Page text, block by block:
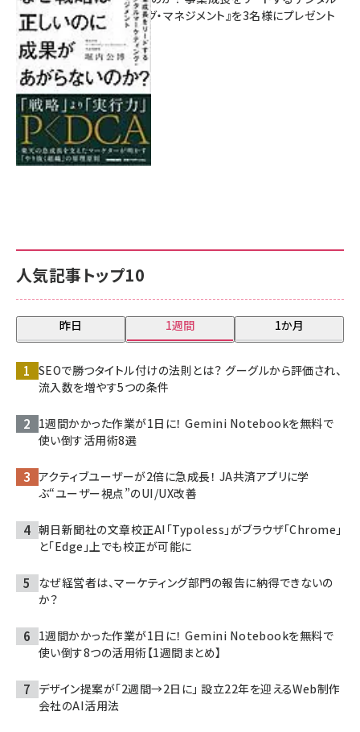
人気記事トップ10
昨日 1週間 1か月
SEOで勝つタイトル付けの法則とは？ グーグルから評価され、
流入数を増やす5つの条件
1週間かかった作業が1日に！ Gemini Notebookを無料で
使い倒す活用術8選
アクティブユーザーが2倍に急成長！ JA共済アプリに学
ぶ“ユーザー視点”のUI/UX改善
朝日新聞社の文章校正AI「Typoless」がブラウザ「Chrome」
と「Edge」上でも校正が可能に
なぜ経営者は、マーケティング部門の報告に納得できないの
か？
1週間かかった作業が1日に！ Gemini Notebookを無料で
使い倒す8つの活用術【1週間まとめ】
デザイン提案が「2週間→2日に」 設立22年を迎えるWeb制作
会社のAI活用法
マーケティング・マネジメント』を3名様にプレゼント
8月7日 10:00